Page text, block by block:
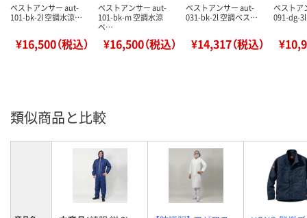
ベストアンサー aut-
101-bk-2l 空調水涼…
¥16,500（税込）
ベストアンサー aut-
101-bk-m 空調水涼
ベ…
¥16,500（税込）
ベストアンサー aut-
031-bk-2l 空調ベス…
¥14,317（税込）
ベストア
091-dg-
類似商品と比較